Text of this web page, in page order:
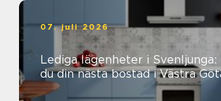
07. juli 2026
Lediga lägenheter i
du din nästa bostad i Västra